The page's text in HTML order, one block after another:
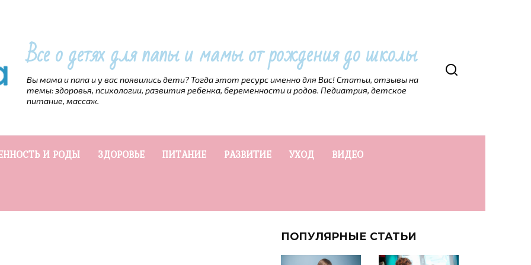
Все о детях для папы и мамы от рождения до школы
Вы мама и папа и у вас появились дети? Тогда этот ресурс именно для Вас! Статьи, отзывы на
темы: здоровья, психологии, развития ребенка, беременности и родов. Педиатрия, детское
питание, массаж.
И РОДЫ ЗДОРОВЬЕ ПИТАНИЕ РАЗВИТИЕ УХОД ВИДЕО
ПОПУЛЯРНЫЕ СТАТЬИ